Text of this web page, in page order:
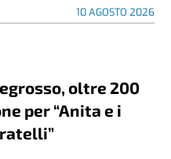
10 AGOSTO 2026
oltre 200
per “Anita e i